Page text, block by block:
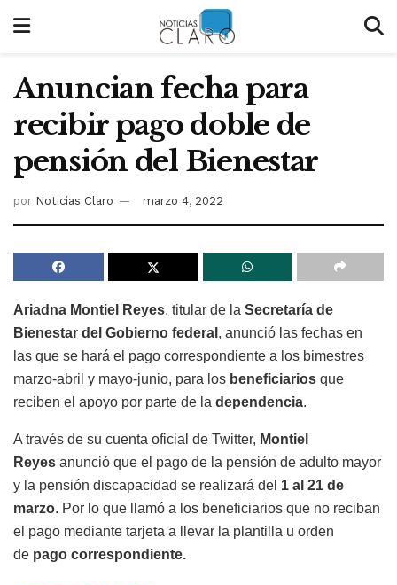
Anuncian fecha para
recibir pago doble de
pensión del Bienestar
por Noticias Claro marzo 4, 2022
Ariadna Montiel Reyes, titular de la Secretaría de
Bienestar del Gobierno federal , anunció las fechas en
las que se hará el pago correspondiente a los bimestres
marzo-abril y mayo-junio, para los beneficiarios que
reciben el apoyo por parte de la dependencia.
A través de su cuenta oficial de Twitter, Montiel
Reyes anunció que el pago de la pensión de adulto mayor
y la pensión discapacidad se realizará del 1 al 21 de
marzo. Por lo que llamó a los beneficiarios que no reciban
el pago mediante tarjeta a llevar la plantilla u orden
de pago correspondiente.